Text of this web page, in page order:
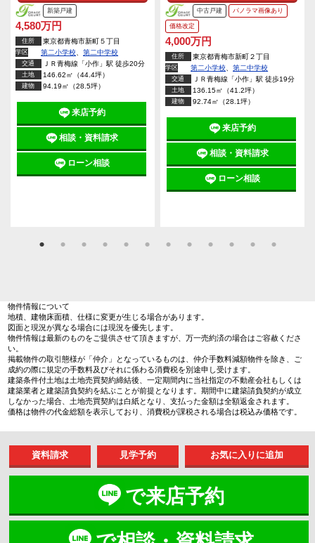
新築戸建
4,580万円
住所 東京都青梅市新町５丁目
学区 第二小学校 、第二中学校
交通 ＪＲ青梅線「小作」駅 徒歩20分
土地 146.62㎡（44.4坪）
建物 94.19㎡（28.5坪）
来店予約
相談・資料請求
ローン相談
中古戸建 パノラマ画像あり
価格改定
4,000万円
住所 東京都青梅市新町２丁目
学区 第二小学校 、第二中学校
交通 ＪＲ青梅線「小作」駅 徒歩19分
土地 136.15㎡（41.2坪）
建物 92.74㎡（28.1坪）
来店予約
相談・資料請求
ローン相談
物件情報について
地積、建物床面積、仕様に変更が生じる場合があります。
図面と現況が異なる場合には現況を優先します。
物件情報は最新のものをご提供させて頂きますが、万一売約済の場合はご容赦くださ
い。
掲載物件の取引態様が「仲介」となっているものは、仲介手数料減額物件を除き、ご
成約の際に規定の手数料及びそれに係わる消費税を別途申し受けます。
建築条件付土地は土地売買契約締結後、一定期間内に当社指定の不動産会社もしくは
建築業者と建築請負契約を結ぶことが前提となります。期間中に建築請負契約が成立
しなかった場合、土地売買契約は白紙となり、支払った金額は全額返金されます。
価格は物件の代金総額を表示しており、消費税が課税される場合は税込み価格です。
資料請求 見学予約
で来店予約